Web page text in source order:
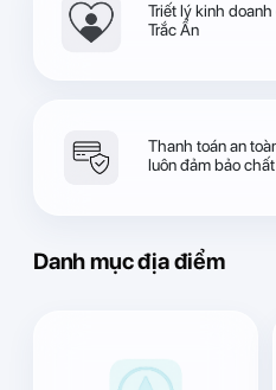
Triết lý kinh
Trắc Ẩn
Thanh toán an
luôn đảm bảo
Danh mục địa điểm